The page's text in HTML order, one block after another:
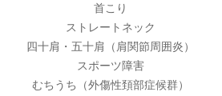
首こり
ストレートネック
四十肩・五十肩（肩関節周囲炎）
スポーツ障害
むちうち（外傷性頚部症候群）